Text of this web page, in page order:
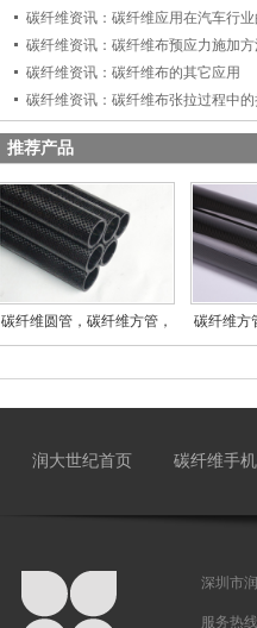
碳纤维资讯：碳纤维应用在汽车行
碳纤维资讯：碳纤维布预应力施加
碳纤维资讯：碳纤维布的其它应用
碳纤维资讯：碳纤维布张拉过程中的
推荐产品
碳纤维圆管，碳纤维方管，
碳
碳纤维方
润大世纪首页 碳纤维手
深圳市
服务热